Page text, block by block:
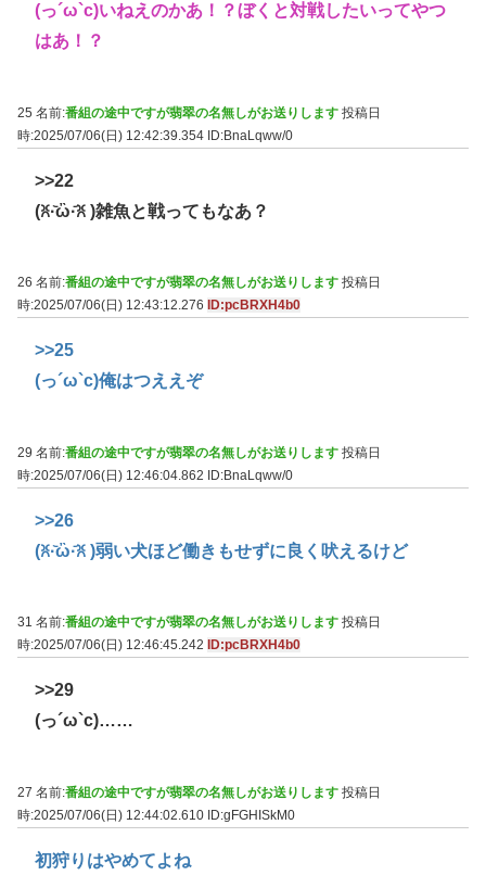
(っ´ω`c)いねえのかあ！？ぼくと対戦したいってやつ
はあ！？
25 名前:番組の途中ですが翡翠の名無しがお送りします 投稿日
時:2025/07/06(日) 12:42:39.354 ID:BnaLqww/0
>>22
(ꐦ·᷅ὢ·᷄ꐦ )雑魚と戦ってもなあ？
26 名前:番組の途中ですが翡翠の名無しがお送りします 投稿日
時:2025/07/06(日) 12:43:12.276
ID:pcBRXH4b0
>>25
(っ´ω`c)俺はつええぞ
29 名前:番組の途中ですが翡翠の名無しがお送りします 投稿日
時:2025/07/06(日) 12:46:04.862 ID:BnaLqww/0
>>26
(ꐦ·᷅ὢ·᷄ꐦ )弱い犬ほど働きもせずに良く吠えるけど
31 名前:番組の途中ですが翡翠の名無しがお送りします 投稿日
時:2025/07/06(日) 12:46:45.242
ID:pcBRXH4b0
>>29
(っ´ω`c)……
27 名前:番組の途中ですが翡翠の名無しがお送りします 投稿日
時:2025/07/06(日) 12:44:02.610 ID:gFGHISkM0
初狩りはやめてよね